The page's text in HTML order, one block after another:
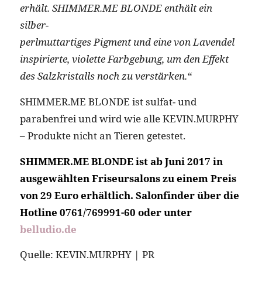
erhält. SHIMMER.ME BLONDE enthält ein
silber-
perlmuttartiges Pigment und eine von Lavendel
inspirierte, violette Farbgebung, um den Effekt
des Salzkristalls noch zu verstärken.“
SHIMMER.ME BLONDE ist sulfat- und
parabenfrei und wird wie alle KEVIN.MURPHY
– Produkte nicht an Tieren getestet.
SHIMMER.ME BLONDE ist ab Juni 2017 in
ausgewählten Friseursalons zu einem Preis
von 29 Euro erhältlich. Salonfinder über die
Hotline 0761/769991-60 oder unter
belludio.de
Quelle: KEVIN.MURPHY | PR